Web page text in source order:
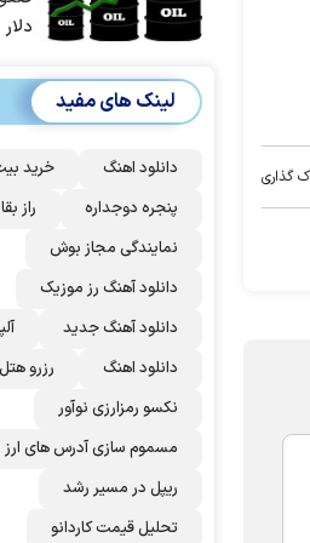
گذاری
است؟
دلار
لینک های مفید
دانلود اهنگ
خرید
پنجره دوجداره
راز بقا
نمایندگی مجاز بوش
دانلود آهنگ رز‌ موزیک
دانلود آهنگ جدید
دانلود اهنگ
رزرو
نکسو رمزارزی نوآور
مسموم سازی آدرس های ارز
ریپل در مسیر رشد
تحلیل قیمت کاردانو